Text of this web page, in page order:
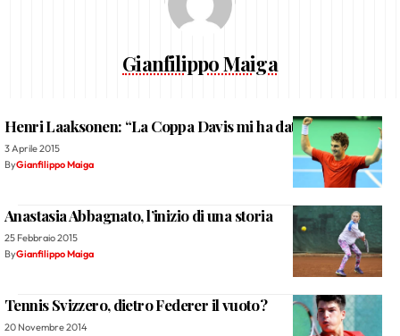
Gianfilippo Maiga
Henri Laaksonen: “La Coppa Davis mi ha dato fiducia”
3 Aprile 2015
ByGianfilippo Maiga
Anastasia Abbagnato, l’inizio di una storia
25 Febbraio 2015
ByGianfilippo Maiga
Tennis Svizzero, dietro Federer il vuoto?
20 Novembre 2014